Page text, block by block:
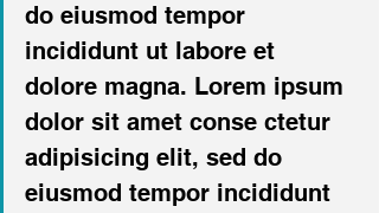
do eiusmod tempor
incididunt ut labore et
dolore magna. Lorem ipsum
dolor sit amet conse ctetur
adipisicing elit, sed do
eiusmod tempor incididunt